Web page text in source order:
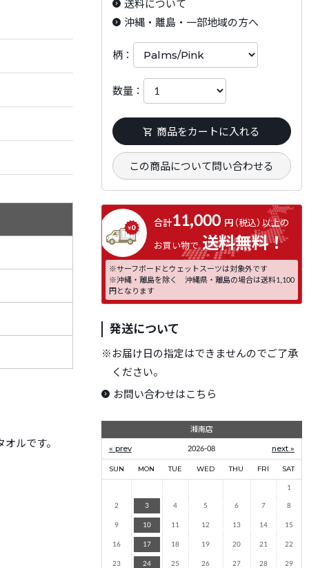
ルです。
送料について
沖縄・離島・一部地域の方へ
柄：
数量：
商品をカートに入れる
この商品について問い合わせる
合計11,000 円（税込）以上の
お買い物で 送料無料！
※サーフボードとウェットスーツは対象外です
※沖縄・離島を除く 沖縄県・離島の場合は送料1,100
円となります
発送について
※ お届け日の指定はできませんのでご了承
ください。
お問い合わせはこちら
湘南店
« prev
2026-08 next »
SUN MON TUE WED THU FRI SAT
1
2
3 4 5 6 7 8
9 10 11 12 13 14 15
16 17 18 19 20 21 22
23 24 25 26 27 28 29